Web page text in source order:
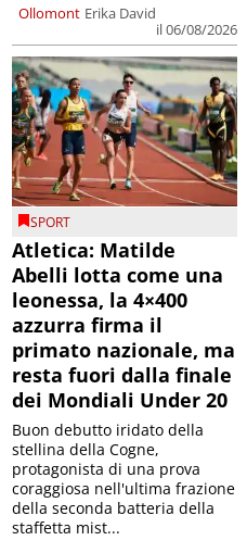
Ollomont Erika David
il 06/08/2026
SPORT
Atletica: Matilde
Abelli lotta come una
leonessa, la 4×400
azzurra firma il
primato nazionale, ma
resta fuori dalla finale
dei Mondiali Under 20
Buon debutto iridato della
stellina della Cogne,
protagonista di una prova
coraggiosa nell'ultima frazione
della seconda batteria della
staffetta mist...